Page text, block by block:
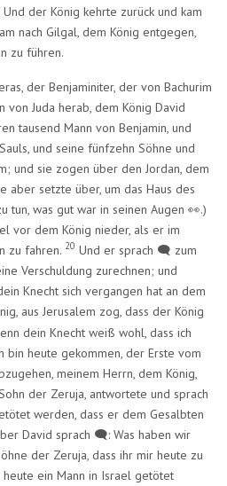
Und der König kehrte zurück und kam
nach Gilgal, dem König entgegen,
zu führen.
der Benjaminiter, der von Bachurim
von Juda herab, dem König David
tausend Mann von Benjamin, und
und seine fünfzehn Söhne und
und sie zogen über den Jordan, dem
aber setzte über, um das Haus des
tun, was gut war in seinen Augen 👀.)
vor dem König nieder, als er im
zu fahren. 20 Und er sprach 🗨️ zum
Verschuldung zurechnen; und
Knecht sich vergangen hat an dem
aus Jerusalem zog, dass der König
dein Knecht weiß wohl, dass ich
bin heute gekommen, der Erste vom
meinem Herrn, dem König,
der Zeruja, antwortete und sprach
werden, dass er dem Gesalbten
David sprach 🗨️: Was haben wir
der Zeruja, dass ihr mir heute zu
ein Mann in Israel getötet